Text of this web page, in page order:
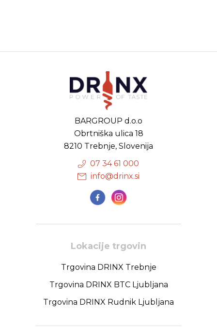
BARGROUP d.o.o
Obrtniška ulica 18
8210 Trebnje, Slovenija
07 34 61 000
info@drinx.si
Lokacije trgovin
Trgovina DRINX Trebnje
Trgovina DRINX BTC Ljubljana
Trgovina DRINX Rudnik Ljubljana